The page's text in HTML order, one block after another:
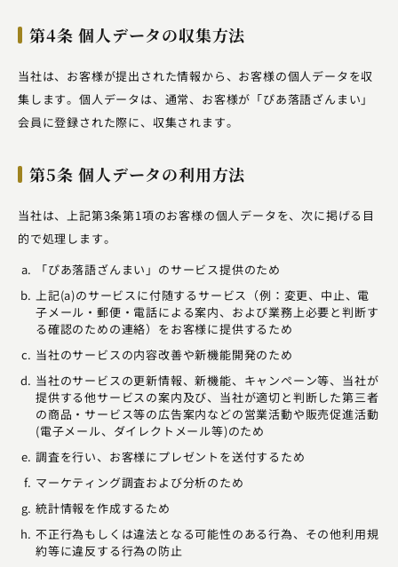
第4条 個人データの収集方法
当社は、お客様が提出された情報から、お客様の個人データを収
集します。個人データは、通常、お客様が「ぴあ落語ざんまい」
会員に登録された際に、収集されます。
第5条 個人データの利用方法
当社は、上記第3条第1項のお客様の個人データを、次に掲げる目
的で処理します。
「ぴあ落語ざんまい」のサービス提供のため
上記(a)のサービスに付随するサービス（例：変更、中止、電
子メール・郵便・電話による案内、および業務上必要と判断す
る確認のための連絡）をお客様に提供するため
当社のサービスの内容改善や新機能開発のため
当社のサービスの更新情報、新機能、キャンペーン等、当社が
提供する他サービスの案内及び、当社が適切と判断した第三者
の商品・サービス等の広告案内などの営業活動や販売促進活動
(電子メール、ダイレクトメール等)のため
調査を行い、お客様にプレゼントを送付するため
マーケティング調査および分析のため
統計情報を作成するため
不正行為もしくは違法となる可能性のある行為、その他利用規
約等に違反する行為の防止